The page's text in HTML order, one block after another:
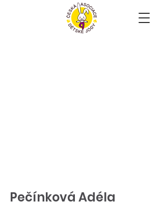
Pečínková Adéla